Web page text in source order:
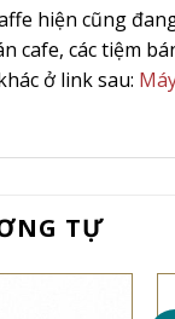
hiện cũng
cafe, các tiệm
ở link sau:
TỰ